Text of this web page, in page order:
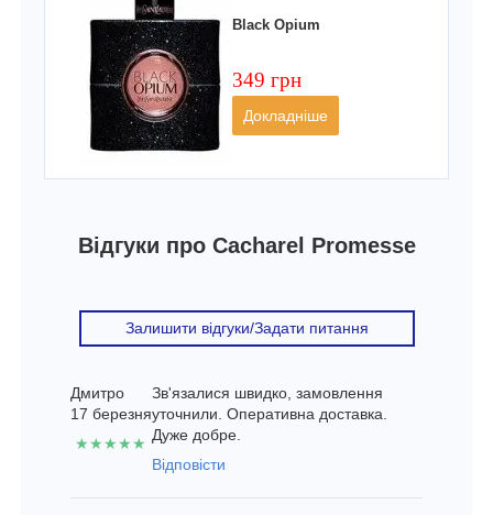
Black Opium
349 грн
Докладніше
Відгуки про Cacharel Promesse
Залишити відгуки/Задати питання
Дмитро
17 березня
★★★★★
Зв'язалися швидко, замовлення
уточнили. Оперативна доставка.
Дуже добре.
Відповісти